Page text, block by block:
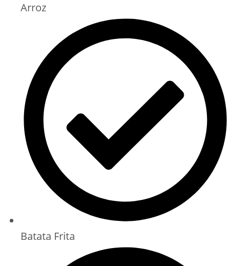
Arroz
Batata Frita